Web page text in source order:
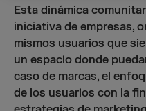
Esta dinámica
iniciativa de empresas,
mismos usuarios que
un espacio donde
caso de marcas, el
de los usuarios con la